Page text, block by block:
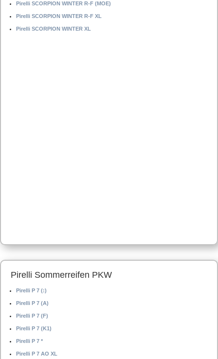
Pirelli SCORPION WINTER R-F (MOE)
Pirelli SCORPION WINTER R-F XL
Pirelli SCORPION WINTER XL
Pirelli Sommerreifen PKW
Pirelli P 7 (:)
Pirelli P 7 (A)
Pirelli P 7 (F)
Pirelli P 7 (K1)
Pirelli P 7 *
Pirelli P 7 AO XL